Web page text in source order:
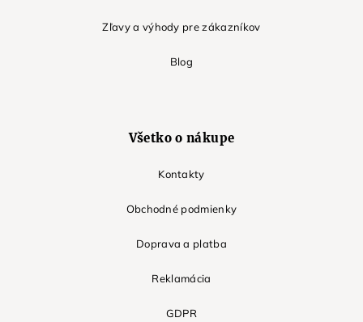
Zľavy a výhody pre zákazníkov
Blog
Všetko o nákupe
Kontakty
Obchodné podmienky
Doprava a platba
Reklamácia
GDPR